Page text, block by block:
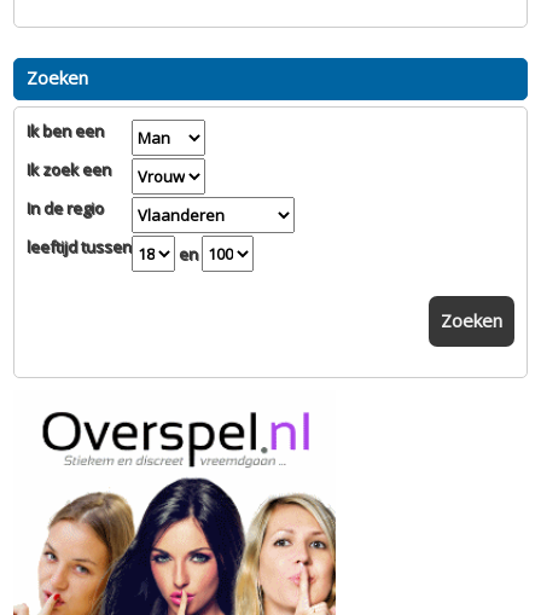
Zoeken
Ik ben een
Ik zoek een
In de regio
leeftijd tussen
en
Zoeken